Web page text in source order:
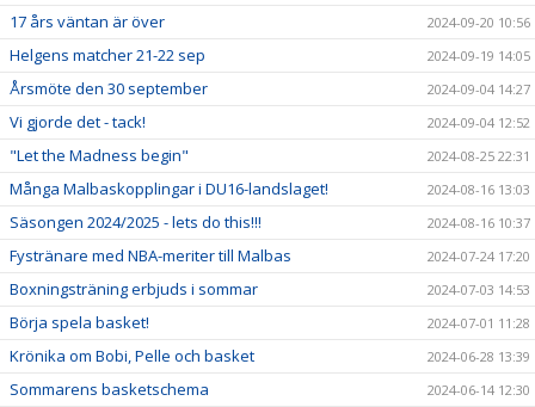
17 års väntan är över 2024-09-20 10:56
Helgens matcher 21-22 sep 2024-09-19 14:05
Årsmöte den 30 september 2024-09-04 14:27
Vi gjorde det - tack! 2024-09-04 12:52
"Let the Madness begin" 2024-08-25 22:31
Många Malbaskopplingar i DU16-landslaget! 2024-08-16 13:03
Säsongen 2024/2025 - lets do this!!! 2024-08-16 10:37
Fystränare med NBA-meriter till Malbas 2024-07-24 17:20
Boxningsträning erbjuds i sommar 2024-07-03 14:53
Börja spela basket! 2024-07-01 11:28
Krönika om Bobi, Pelle och basket 2024-06-28 13:39
Sommarens basketschema 2024-06-14 12:30